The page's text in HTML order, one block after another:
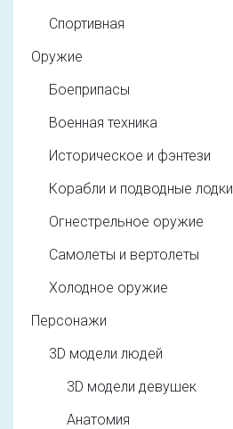
Спортивная
Оружие
Боеприпасы
Военная техника
Историческое и фэнтези
Корабли и подводные лодки
Огнестрельное оружие
Самолеты и вертолеты
Холодное оружие
Персонажи
3D модели людей
3D модели девушек
Анатомия